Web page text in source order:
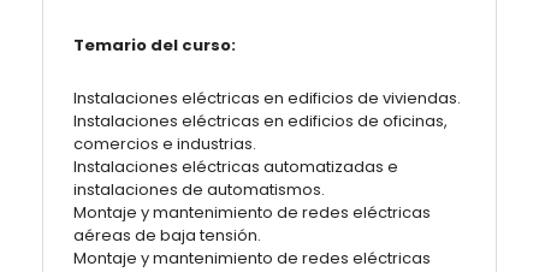
Temario del curso:
Instalaciones eléctricas en edificios de viviendas.
Instalaciones eléctricas en edificios de oficinas,
comercios e industrias.
Instalaciones eléctricas automatizadas e
instalaciones de automatismos.
Montaje y mantenimiento de redes eléctricas
aéreas de baja tensión.
Montaje y mantenimiento de redes eléctricas